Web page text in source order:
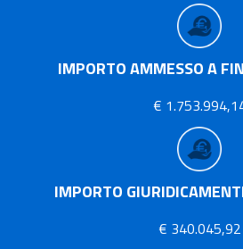
IMPORTO AMMESSO A
€
IMPORTO
€ 340.045,92